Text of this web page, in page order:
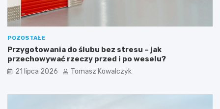
POZOSTAŁE
Przygotowania do ślubu bez stresu – jak
przechowywać rzeczy przed i po weselu?
21 lipca 2026 Tomasz Kowalczyk